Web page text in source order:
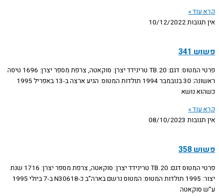
קרא עוד »
אין תגובות10/12/2022
פשוש 341
פרטי המטוס: דגם: TB.20 טרינידד יצרן: סוקאטה, צרפת מספר יצרן: 1696 טיסה
ראשונה: 30 בנובמבר 1994 תולדות המטוס: הגיע ארצה ב-13 באפריל 1995
כשהוא נושא
קרא עוד »
אין תגובות 08/10/2023
פשוש 358
פרטי המטוס דגם: TB.20 טרינידד יצרן: סוקאטה, צרפת מספר יצרן: 1716 שנת
יצור: 1995 תולדות המטוס: המטוס נרשם בארה"ב כ-N30618 ב-7 ביולי 1995
ע"ש סוקאטה